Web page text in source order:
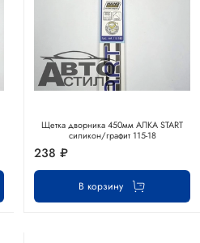
Щетка дворника 450мм АЛКА START
силикон/графит 115-18
238 ₽
В корзину